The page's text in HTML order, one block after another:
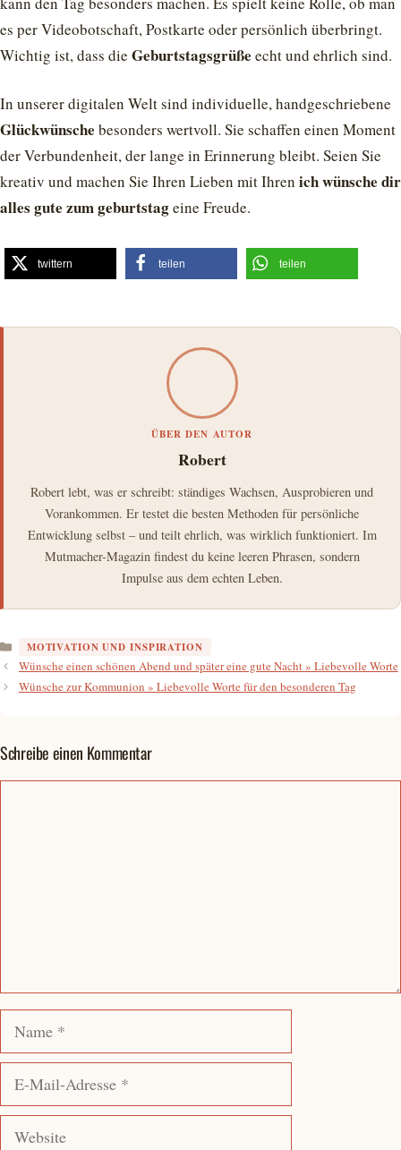
es per Videobotschaft, Postkarte oder persönlich überbringt.
Wichtig ist, dass die Geburtstagsgrüße echt und ehrlich sind.
In unserer digitalen Welt sind individuelle, handgeschriebene
Glückwünsche besonders wertvoll. Sie schaffen einen Moment
der Verbundenheit, der lange in Erinnerung bleibt. Seien Sie
kreativ und machen Sie Ihren Lieben mit Ihren ich wünsche dir
alles gute zum geburtstageine Freude.
twittern teilen teilen
ÜBER DEN AUTOR
Robert
Robert lebt, was er schreibt: ständiges Wachsen, Ausprobieren und
Vorankommen. Er testet die besten Methoden für persönliche
Entwicklung selbst – und teilt ehrlich, was wirklich funktioniert. Im
Mutmacher-Magazin findest du keine leeren Phrasen, sondern
Impulse aus dem echten Leben.
Kategorien
MOTIVATION UND INSPIRATION
Wünsche einen schönen Abend und später eine gute Nacht » Liebevolle Worte
Wünsche zur Kommunion » Liebevolle Worte für den besonderen Tag
Schreibe einen Kommentar
Name
Mail-
Website